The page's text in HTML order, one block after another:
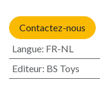
Contactez-nous
Langue: FR-NL
Editeur: BS Toys